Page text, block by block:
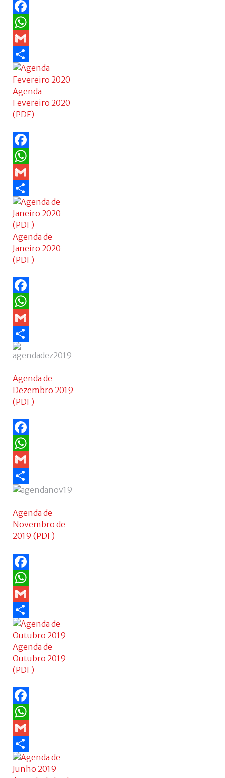
Facebook
WhatsApp
Gmail
Share
Agenda
Fevereiro 2020
(PDF)
Facebook
WhatsApp
Gmail
Share
Agenda de
Janeiro 2020
(PDF)
Facebook
WhatsApp
Gmail
Share
Agenda de
Dezembro 2019
(PDF)
Facebook
WhatsApp
Gmail
Share
Agenda de
Novembro de
2019 (PDF)
Facebook
WhatsApp
Gmail
Share
Agenda de
Outubro 2019
(PDF)
Facebook
WhatsApp
Gmail
Share